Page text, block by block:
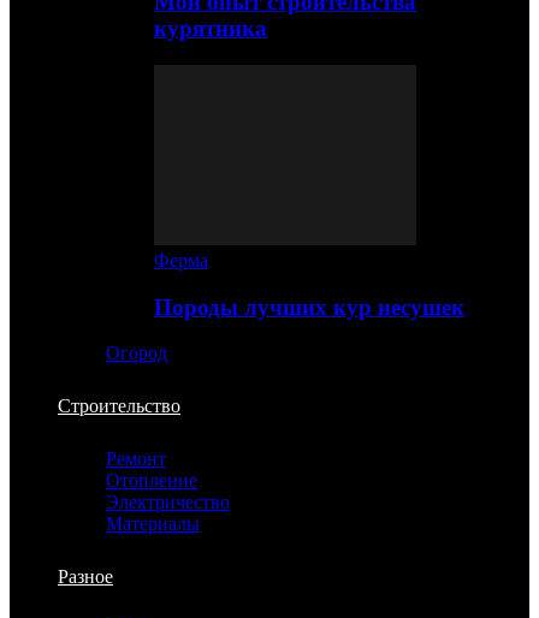
курятника
Ферма
Породы лучших кур несушек
Огород
Строительство
Ремонт
Отопление
Электричество
Материалы
Разное